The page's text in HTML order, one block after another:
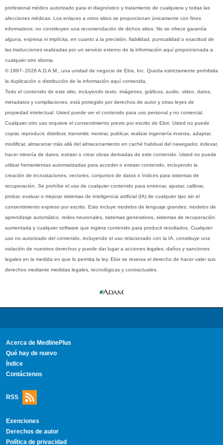
profesional médico autorizado para el diagnóstico y tratamiento de cualquiera y todas las
afecciones médicas. Los enlaces a otros sitios se proporcionan únicamente con fines
informativos; no constituyen una recomendación de dichos sitios. No se ofrece garantía
alguna, expresa ni implícita, en cuanto a la precisión, fiabilidad, puntualidad o exactitud de
las traducciones realizadas por un servicio externo de la información aquí proporcionada a
cualquier otro idioma.
© 1997- 2026 A.D.A.M., una unidad de negocio de Ebix, Inc. Queda estrictamente prohibida
la duplicación o distribución de la información aquí contenida.
Todo el contenido de este sitio, incluyendo texto, imágenes, gráficos, audio, video, datos,
metadatos y compilaciones, está protegido por derechos de autor y otras leyes de
propiedad intelectual. Usted puede ver el contenido para uso personal y no comercial.
Cualquier otro uso requiere el consentimiento previo por escrito de Ebix. Usted no puede
copiar, reproducir, distribuir, transmitir, mostrar, publicar, realizar ingeniería inversa, adaptar,
modificar, almacenar más allá del almacenamiento en caché habitual del navegador, indexar,
hacer minería de datos, extraer o crear obras derivadas de este contenido. Usted no puede
utilizar herramientas automatizadas para acceder o extraer contenido, incluyendo la
creación de incrustaciones, vectores, conjuntos de datos o índices para sistemas de
recuperación. Se prohíbe el uso de cualquier contenido para entrenar, ajustar, calibrar,
probar, evaluar o mejorar sistemas de inteligencia artificial (IA) de cualquier tipo sin el
consentimiento expreso por escrito. Esto incluye modelos de lenguaje grandes, modelos de
aprendizaje automático, redes neuronales, sistemas generativos, sistemas de recuperación
aumentada y cualquier software que ingiera contenido para producir resultados. Cualquier
uso no autorizado del contenido, incluyendo el uso relacionado con la IA, constituye una
violación de nuestros derechos y puede dar lugar a acciones legales, daños y sanciones
legales en la medida en que lo permita la ley. Ebix se reserva el derecho de hacer valer sus
derechos mediante medidas legales, tecnológicas y contractuales.
Acerca de MedlinePlus
Qué hay de nuevo
Índice
Contáctenos
RSS
Exenciones
Derechos de autor
Política de privacidad